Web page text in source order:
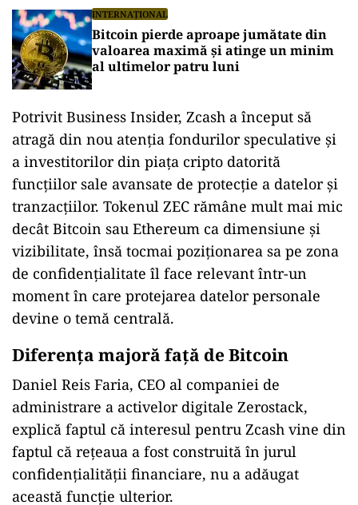
INTERNAȚIONAL
Bitcoin pierde aproape jumătate din
valoarea maximă și atinge un minim
al ultimelor patru luni
Potrivit Business Insider, Zcash a început să
atragă din nou atenția fondurilor speculative și
a investitorilor din piața cripto datorită
funcțiilor sale avansate de protecție a datelor și
tranzacțiilor. Tokenul ZEC rămâne mult mai mic
decât Bitcoin sau Ethereum ca dimensiune și
vizibilitate, însă tocmai poziționarea sa pe zona
de confidențialitate îl face relevant într-un
moment în care protejarea datelor personale
devine o temă centrală.
Diferența majoră față de Bitcoin
Daniel Reis Faria, CEO al companiei de
administrare a activelor digitale Zerostack,
explică faptul că interesul pentru Zcash vine din
faptul că rețeaua a fost construită în jurul
confidențialității financiare, nu a adăugat
această funcție ulterior.